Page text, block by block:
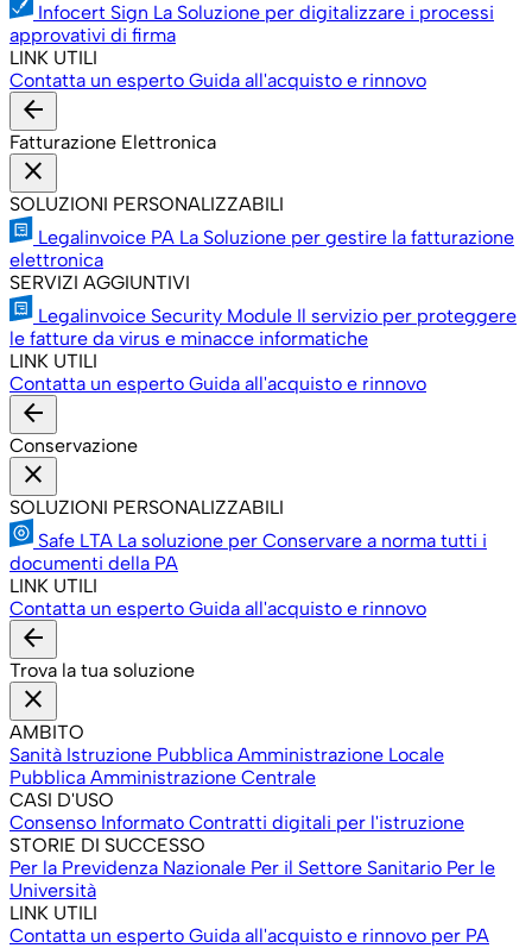
Infocert Sign La Soluzione per digitalizzare i processi
approvativi di firma
LINK UTILI
Contatta un esperto Guida all'acquisto e rinnovo
arrow_back
Fatturazione Elettronica
close
SOLUZIONI PERSONALIZZABILI
Legalinvoice PA La Soluzione per gestire la fatturazione
elettronica
SERVIZI AGGIUNTIVI
Legalinvoice Security Module Il servizio per proteggere
le fatture da virus e minacce informatiche
LINK UTILI
Contatta un esperto Guida all'acquisto e rinnovo
arrow_back
Conservazione
close
SOLUZIONI PERSONALIZZABILI
Safe LTA La soluzione per Conservare a norma tutti i
documenti della PA
LINK UTILI
Contatta un esperto Guida all'acquisto e rinnovo
arrow_back
Trova la tua soluzione
close
AMBITO
Sanità Istruzione Pubblica Amministrazione Locale
Pubblica Amministrazione Centrale
CASI D'USO
Consenso Informato Contratti digitali per l'istruzione
STORIE DI SUCCESSO
Per la Previdenza Nazionale Per il Settore Sanitario Per le
Università
LINK UTILI
Contatta un esperto Guida all'acquisto e rinnovo per PA